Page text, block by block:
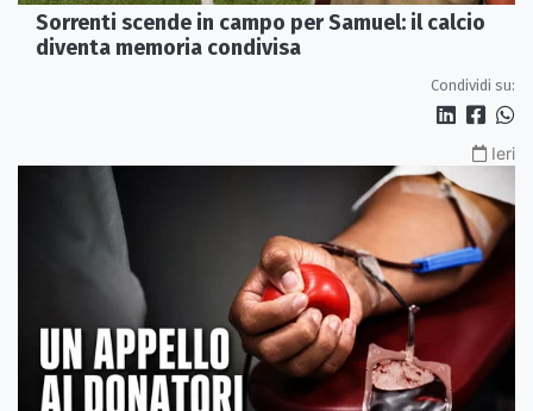
Sorrenti scende in campo per Samuel: il calcio
diventa memoria condivisa
Condividi su:
Ieri